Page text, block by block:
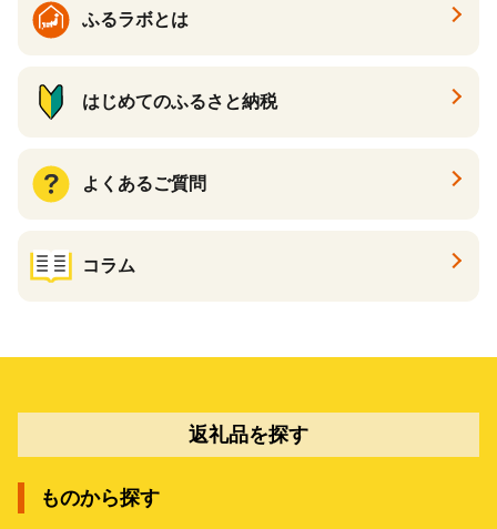
ふるラボとは
はじめてのふるさと納税
よくあるご質問
コラム
返礼品を探す
ものから探す